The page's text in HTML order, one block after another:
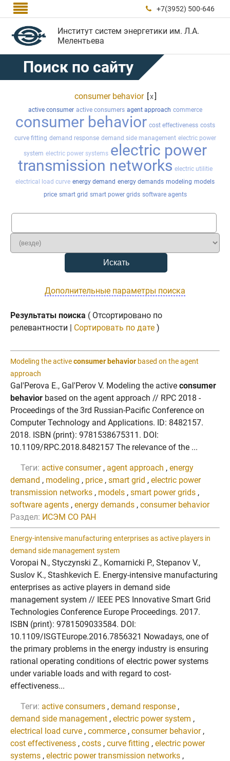
  +7(3952) 500-646
Институт систем энергетики им. Л.А.
Мелентьева
Поиск по сайту
consumer behavior [x]
active consumer active consumers agent approach commerce
consumer behavior cost effectiveness costs
curve fitting demand response demand side management electric power
system electric power systems electric power
transmission networks electric utilitie
electrical load curve energy demand energy demands modeling models
price smart grid smart power grids software agents
Дополнительные параметры поиска
Результаты поиска ( Отсортировано по
релевантности | Сортировать по дате )
Modeling the activeconsumer behavior based on the agent
approach
Gal'Perova E., Gal'Perov V. Modeling the active consumer
behavior based on the agent approach // RPC 2018 -
Proceedings of the 3rd Russian-Pacific Conference on
Computer Technology and Applications. ID: 8482157.
2018. ISBN (print): 9781538675311. DOI:
10.1109/RPC.2018.8482157 The relevance of the ...
Теги: active consumer, agent approach , energy
demand , modeling , price , smart grid , electric power
transmission networks , models , smart power grids ,
software agents , energy demands , consumer behavior
Раздел: ИСЭМ СО РАН
Energy-intensive manufacturing enterprises as active players in
demand side management system
Voropai N., Styczynski Z., Komarnicki P., Stepanov V.,
Suslov K., Stashkevich E. Energy-intensive manufacturing
enterprises as active players in demand side
management system // IEEE PES Innovative Smart Grid
Technologies Conference Europe Proceedings. 2017.
ISBN (print): 9781509033584. DOI:
10.1109/ISGTEurope.2016.7856321 Nowadays, one of
the primary problems in the energy industry is ensuring
rational operating conditions of electric power systems
under variable loads and with regard to cost-
effectiveness...
Теги: active consumers , demand response ,
demand side management , electric power system ,
electrical load curve , commerce , consumer behavior,
cost effectiveness , costs , curve fitting , electric power
systems , electric power transmission networks ,